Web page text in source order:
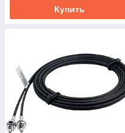
Купить